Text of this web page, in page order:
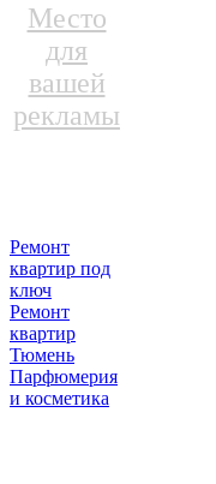
Место
для
вашей
рекламы
Ремонт
квартир под
ключ
Ремонт
квартир
Тюмень
Парфюмерия
и косметика